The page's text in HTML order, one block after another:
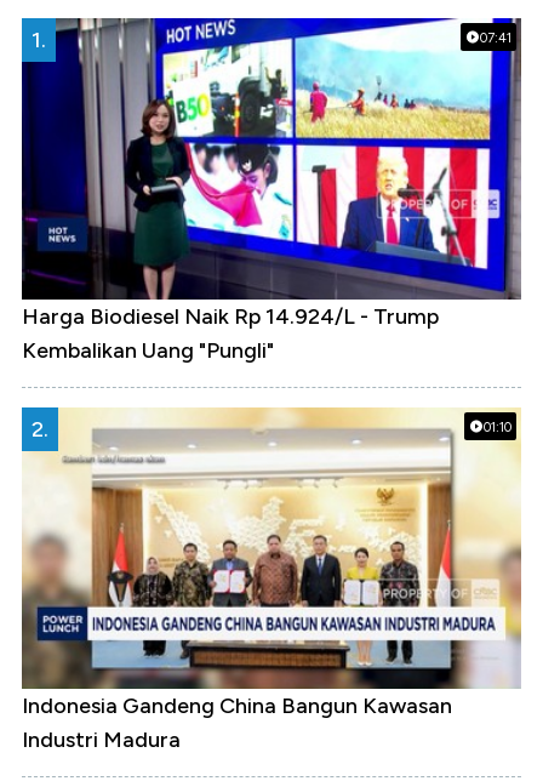
07:41
1.
Harga Biodiesel Naik Rp 14.924/L - Trump
Kembalikan Uang "Pungli"
01:10
2.
Indonesia Gandeng China Bangun Kawasan
Industri Madura